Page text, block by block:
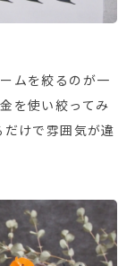
ムを絞るのが一
を使い絞ってみ
けで雰囲気が違